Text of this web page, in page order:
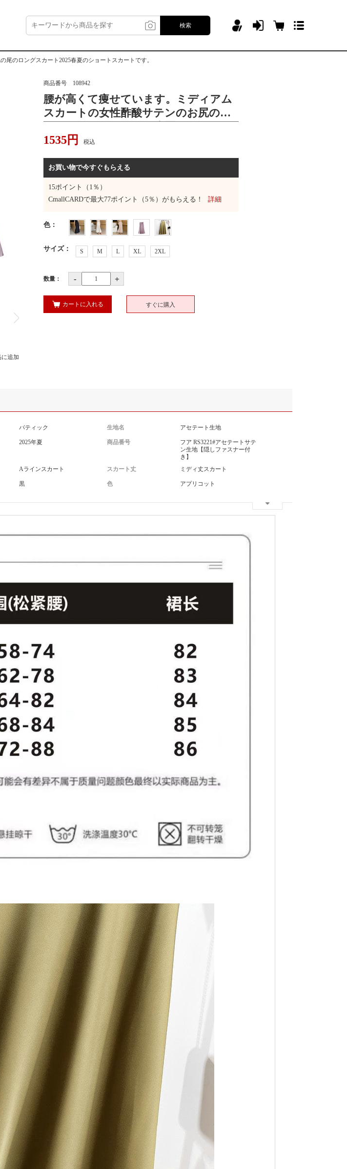
検索
のロングスカート2025春夏のショートスカートです。
追加
商品番号 108942
腰が高くて痩せています。ミディアム
スカートの女性酢酸サテンのお尻の尾
スカートです。
1535円 税込
お買い物で今すぐもらえる
15ポイント（1％）
CmallCARDで最大77ポイント（5％）がもらえる！ 詳細
色：
サイズ： S M L XL 2XL
数量： - +
カートに入れる すぐに購入
バティック 生地名 アセテート生地
2025年夏 商品番号
フア RS3221#アセテートサテ
ン生地【隠しファスナー付
き】
Aラインスカート スカート丈 ミディ丈スカート
黒 色 アプリコット